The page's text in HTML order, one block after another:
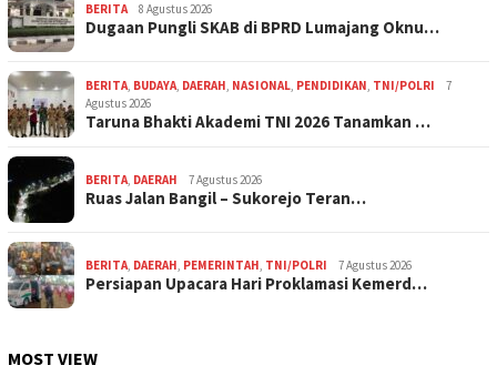
BERITA 8 Agustus 2026
Dugaan Pungli SKAB di BPRD Lumajang Oknu…
BERITA, BUDAYA, DAERAH, NASIONAL, PENDIDIKAN, TNI/POLRI
7
Agustus 2026
Taruna Bhakti Akademi TNI 2026 Tanamkan …
BERITA, DAERAH 7 Agustus 2026
Ruas Jalan Bangil – Sukorejo Teran…
BERITA, DAERAH, PEMERINTAH, TNI/POLRI 7 Agustus 2026
Persiapan Upacara Hari Proklamasi Kemerd…
MOST VIEW